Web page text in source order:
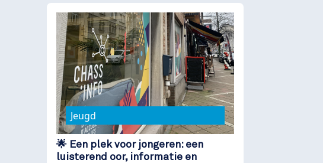
Jeugd
🌟 Een plek voor jongeren: een
luisterend oor, informatie en